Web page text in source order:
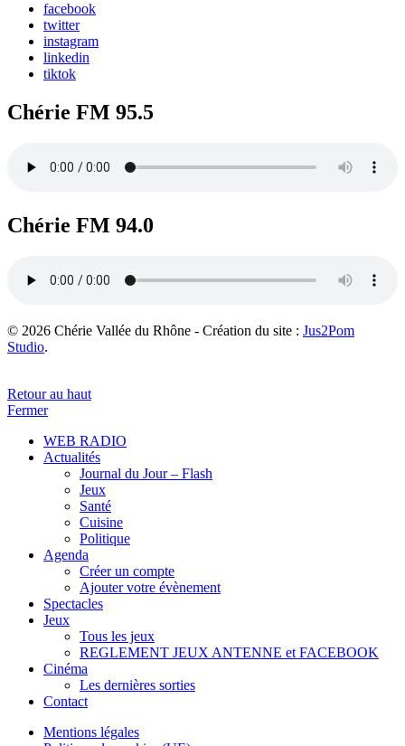
facebook
twitter
instagram
linkedin
tiktok
Chérie FM 95.5
Chérie FM 94.0
© 2026 Chérie Vallée du Rhône - Création du site : Jus2Pom
Studio.
Retour au haut
Fermer
WEB RADIO
Actualités
Journal du Jour – Flash
Jeux
Santé
Cuisine
Politique
Agenda
Créer un compte
Ajouter votre évènement
Spectacles
Jeux
Tous les jeux
REGLEMENT JEUX ANTENNE et FACEBOOK
Cinéma
Les dernières sorties
Contact
Mentions légales